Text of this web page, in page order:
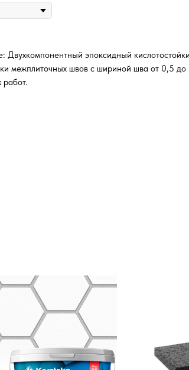
Двухкомпонентный эпоксидный
межплиточных швов с шириной шва от 0,5
работ.